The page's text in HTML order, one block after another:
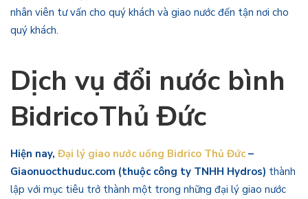
nhân viên tư vấn cho quý khách và giao nước đến tận nơi cho
quý khách.
Dịch vụ đổi nước bình
BidricoThủ Đức
Hiện nay,Đại lý giao nước uống Bidrico Thủ Đức –
Giaonuocthuduc.com (thuộc công ty TNHH Hydros) thành
lập với mục tiêu trở thành một trong những đại lý giao nước